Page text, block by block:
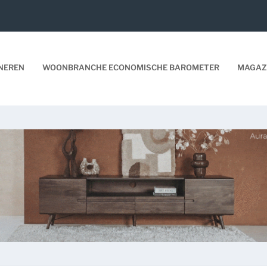
WOONBRANCHE ECONOMISCHE BAROMETER